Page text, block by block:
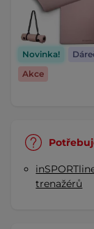
Novinka!
Akce
trenažérů